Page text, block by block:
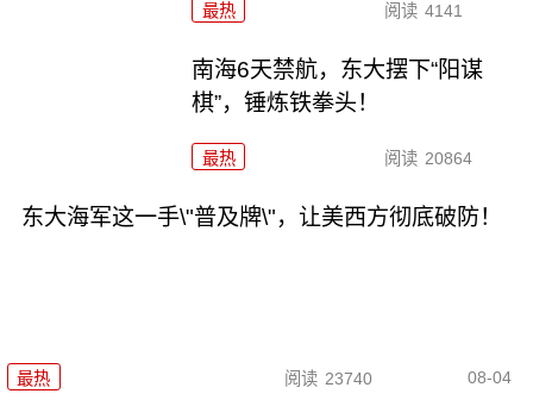
最热 阅读 4141
南海6天禁航，东大摆下“阳谋
棋”，锤炼铁拳头！
最热 阅读 20864
东大海军这一手\"普及牌\"，让美西方彻底破防！
最热 阅读 23740 08-04